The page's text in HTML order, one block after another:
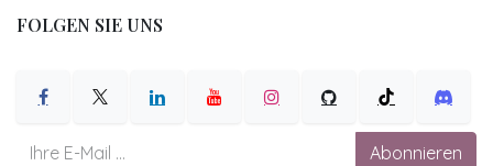
FOLGEN SIE UNS
Abonnieren